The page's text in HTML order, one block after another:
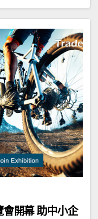
助中小企